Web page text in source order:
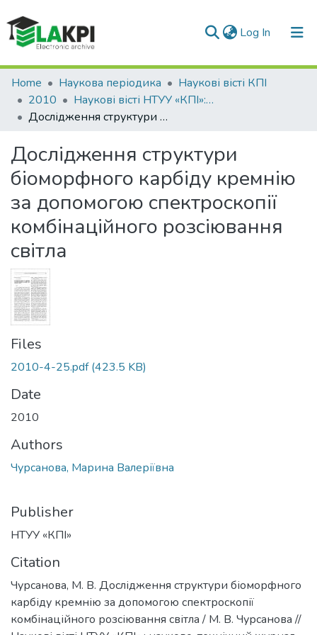
Log In (current)
Communities & Collections
All of DSpace
Home Наукова періодика
Наукові вісті КПІ
2010
Наукові вісті НТУУ «КПІ»: науково-технічний журнал, № 4(72)
Дослідження структури біоморфного карбіду кремнію за допомогою спектроскопії комбінаційного розсіювання світла
Дослідження структури
біоморфного карбіду кремнію
за допомогою спектроскопії
комбінаційного розсіювання
світла
Files
2010-4-25.pdf(423.5 KB)
Date
2010
Authors
Чурсанова, Марина Валеріївна
Publisher
НТУУ «КПІ»
Citation
Чурсанова, М. В. Дослідження структури біоморфного
карбіду кремнію за допомогою спектроскопії
комбінаційного розсіювання світла / М. В. Чурсанова //